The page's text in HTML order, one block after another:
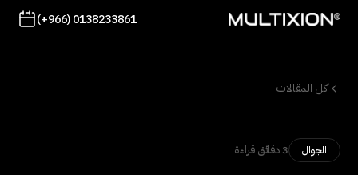
(+966) 0138233861
كل المقالات
الجوال 3 دقائق قراءة